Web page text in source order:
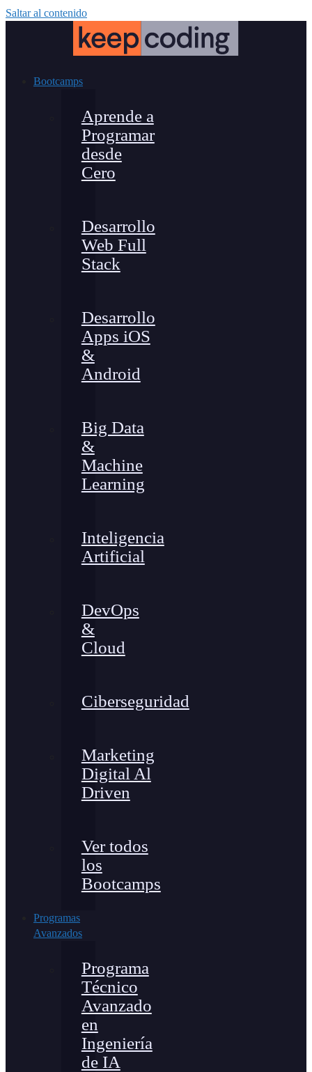
Saltar al contenido
Bootcamps
Aprende a
Programar
desde
Cero
Desarrollo
Web Full
Stack
Desarrollo
Apps iOS
&
Android
Big Data
&
Machine
Learning
Inteligencia
Artificial
DevOps
&
Cloud
Ciberseguridad
Marketing
Digital Al
Driven
Ver todos
los
Bootcamps
Programas
Avanzados
Programa
Técnico
Avanzado
en
Ingeniería
de IA